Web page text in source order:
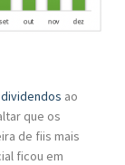
ao
que os
de fiis mais
ficou em